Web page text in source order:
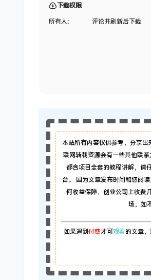
下载权限
所有人： 评论并刷新后下载
本站所有内容仅供参考，分享
联网转载资源会有一些其他联
都含项目全套的教程讲解，请
台。 因为文章发布时间和您阅
何收益保障，创业公司上收费
场，如
如果遇到 付费才可观看的文章